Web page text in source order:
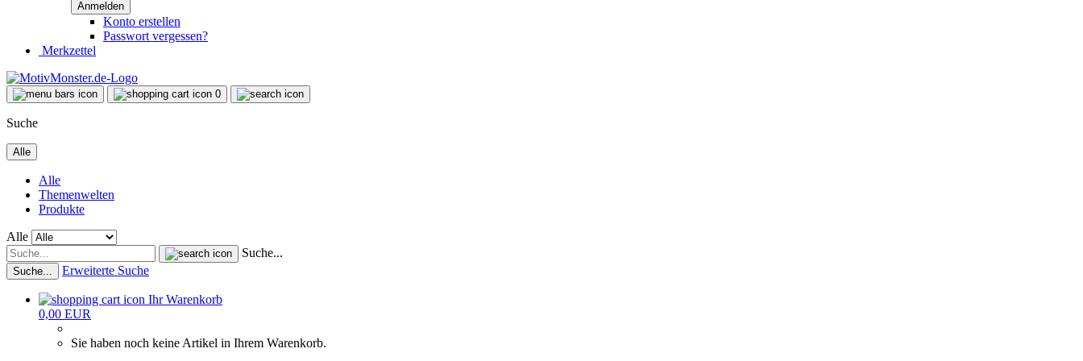
Konto erstellen
Passwort vergessen?
Merkzettel
0
Suche
Alle
Alle
Themenwelten
Produkte
Alle
Suche...
Suche... Erweiterte Suche
Ihr Warenkorb
0,00 EUR
Sie haben noch keine Artikel in Ihrem Warenkorb.